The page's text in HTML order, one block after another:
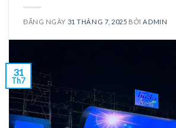
ĐĂNG NGÀY 31 THÁNG 7, 2025 BỞI ADMIN
31
Th7